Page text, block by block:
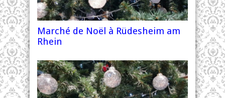
Marché de Noël à Rüdesheim am
Rhein